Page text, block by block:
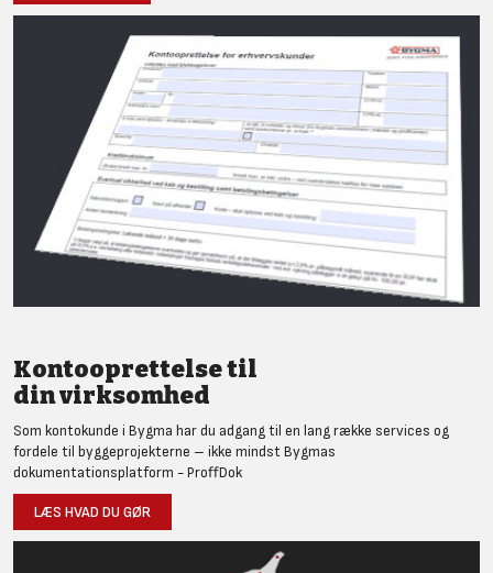
Kontooprettelse til
din virksomhed
Som kontokunde i Bygma har du adgang til en lang række services og
fordele til byggeprojekterne – ikke mindst Bygmas
dokumentationsplatform - ProffDok
LÆS HVAD DU GØR